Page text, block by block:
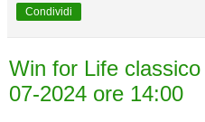
Condividi
Win for Life
07-2024 ore 14:00